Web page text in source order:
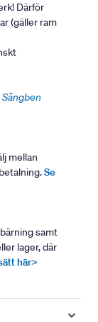
Därför
(gäller ram
Sängben
mellan
Se
samt
lager, där
här>